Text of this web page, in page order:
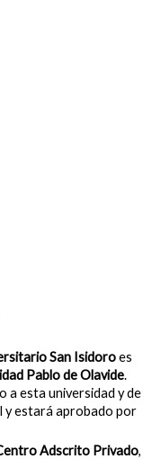
San Isidoroes
Pablo de Olavide.
a esta universidad y de
y estará aprobado por
Adscrito Privado,